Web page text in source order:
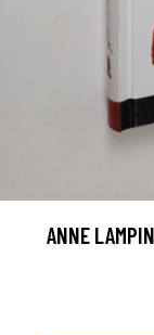
ANNE